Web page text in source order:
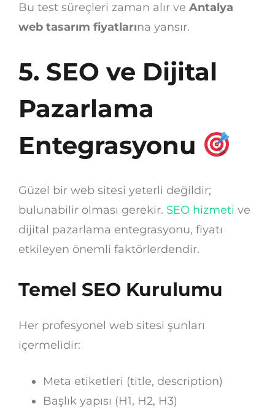
Bu test süreçleri zaman alır ve Antalya
web tasarım fiyatlarına yansır.
5. SEO ve Dijital
Pazarlama
Entegrasyonu
Güzel bir web sitesi yeterli değildir;
bulunabilir olması gerekir. SEO hizmeti ve
dijital pazarlama entegrasyonu, fiyatı
etkileyen önemli faktörlerdendir.
Temel SEO Kurulumu
Her profesyonel web sitesi şunları
içermelidir:
Meta etiketleri (title, description)
Başlık yapısı (H1, H2, H3)